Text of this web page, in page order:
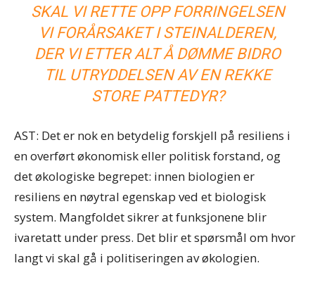
SKAL VI RETTE OPP FORRINGELSEN
VI FORÅRSAKET I STEINALDEREN,
DER VI ETTER ALT Å DØMME BIDRO
TIL UTRYDDELSEN AV EN REKKE
STORE PATTEDYR?
AST: Det er nok en betydelig forskjell på resiliens i
en overført økonomisk eller politisk forstand, og
det økologiske begrepet: innen biologien er
resiliens en nøytral egenskap ved et biologisk
system. Mangfoldet sikrer at funksjonene blir
ivaretatt under press. Det blir et spørsmål om hvor
langt vi skal gå i politiseringen av økologien.